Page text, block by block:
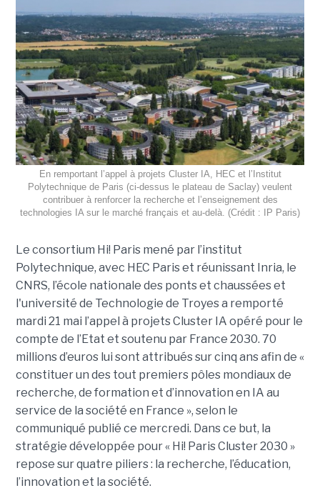
En remportant l’appel à projets Cluster IA, HEC et l’Institut
Polytechnique de Paris (ci-dessus le plateau de Saclay) veulent
contribuer à renforcer la recherche et l’enseignement des
technologies IA sur le marché français et au-delà. (Crédit : IP Paris)
Le consortium Hi! Paris mené par l’institut
Polytechnique, avec HEC Paris et réunissant Inria, le
CNRS, l’école nationale des ponts et chaussées et
l'université de Technologie de Troyes a remporté
mardi 21 mai l’appel à projets Cluster IA opéré pour le
compte de l’Etat et soutenu par France 2030. 70
millions d’euros lui sont attribués sur cinq ans afin de «
constituer un des tout premiers pôles mondiaux de
recherche, de formation et d’innovation en IA au
service de la société en France », selon le
communiqué publié ce mercredi. Dans ce but, la
stratégie développée pour « Hi! Paris Cluster 2030 »
repose sur quatre piliers : la recherche, l’éducation,
l’innovation et la société.